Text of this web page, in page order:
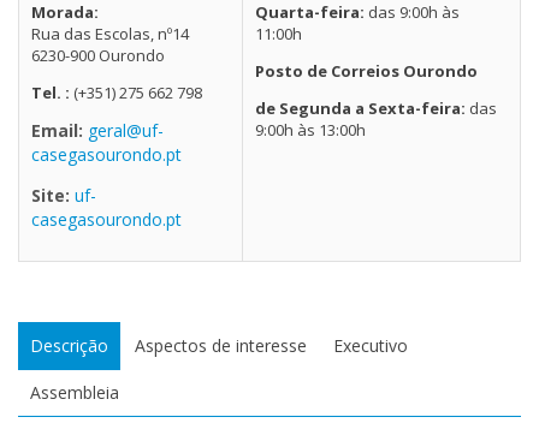
Morada:
Rua das Escolas, nº14
6230-900 Ourondo
Tel. : (+351) 275 662 798
Email: geral@uf-
casegasourondo.pt
Site: uf-
casegasourondo.pt
Quarta-feira: das 9:00h às
11:00h
Posto de Correios Ourondo
de Segunda a Sexta-feira: das
9:00h às 13:00h
Descrição Aspectos de interesse Executivo
Assembleia